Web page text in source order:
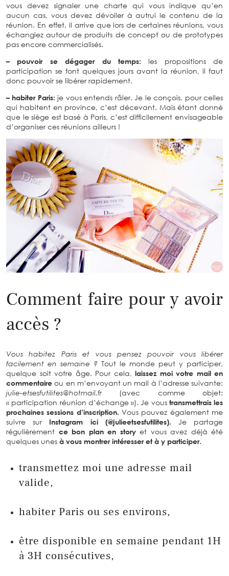
vous devez signaler une charte qui vous indique qu’en
aucun cas, vous devez dévoiler à autrui le contenu de la
réunion. En effet, il arrive que lors de certaines réunions, vous
échangiez autour de produits de concept ou de prototypes
pas encore commercialisés.
– pouvoir se dégager du temps: les propositions de
participation se font quelques jours avant la réunion, il faut
donc pouvoir se libérer rapidement.
– habiter Paris: je vous entends râler. Je le conçois, pour celles
qui habitent en province, c’est décevant. Mais étant donné
que le siège est basé à Paris, c’est difficilement envisageable
d’organiser ces réunions ailleurs !
Comment faire pour y avoir
accès ?
Vous habitez Paris et vous pensez pouvoir vous libérer
facilement en semaine ? Tout le monde peut y participer,
quelque soit votre âge. Pour cela, laissez moi votre mail en
commentaire ou en m’envoyant un mail à l’adresse suivante:
julie-etsesfutilites@hotmail.fr(avec comme objet:
« participation réunion d’échange »). Je vous transmettrais les
prochaines sessions d’inscription. Vous pouvez également me
suivre sur Instagram ici (@julieetsesfutilites). Je partage
régulièrement ce bon plan en storyet vous avez déjà été
quelques unes à vous montrer intéresser et à y participer.
transmettez moi une adresse mail
valide,
habiter Paris ou ses environs,
être disponible en semaine pendant 1H
à 3H consécutives,